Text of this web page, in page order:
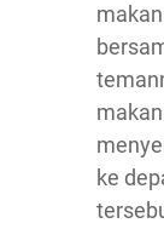
ke